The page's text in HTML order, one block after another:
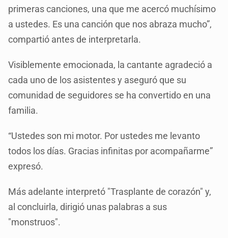
primeras canciones, una que me acercó muchísimo
a ustedes. Es una canción que nos abraza mucho”,
compartió antes de interpretarla.
Visiblemente emocionada, la cantante agradeció a
cada uno de los asistentes y aseguró que su
comunidad de seguidores se ha convertido en una
familia.
“Ustedes son mi motor. Por ustedes me levanto
todos los días. Gracias infinitas por acompañarme”
expresó.
Más adelante interpretó "Trasplante de corazón" y,
al concluirla, dirigió unas palabras a sus
"monstruos".